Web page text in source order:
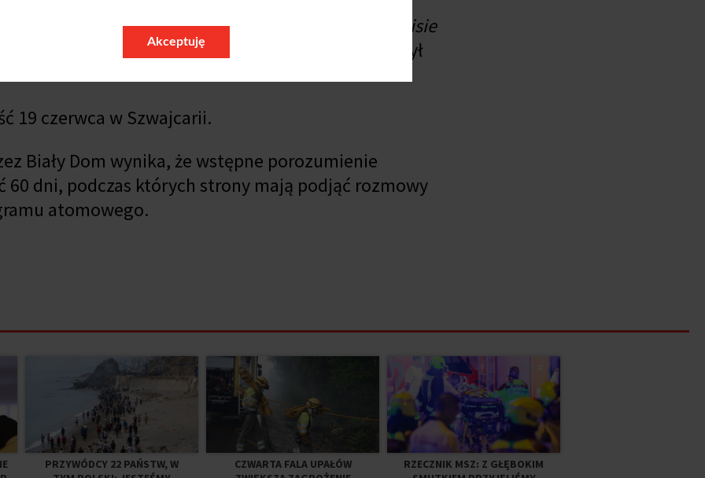
Akceptuję
Stanów Zjednoczonych” - napisał Trump we wpisie
silniki. Niech ropa popłynie!
- zaznaczył
19 czerwca w Szwajcarii.
Biały Dom wynika, że wstępne porozumienie
dni, podczas których strony mają podjąć rozmowy
atomowego.
PRZYWÓDCY 22 PAŃSTW, W
CZWARTA FALA UPAŁÓW
RZECZNIK MSZ: Z GŁĘBOKIM